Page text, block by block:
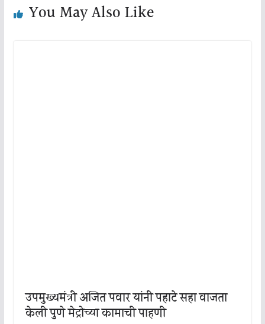
You May Also Like
उपमुख्यमंत्री अजित पवार यांनी पहाटे सहा वाजता
केली पुणे मेट्रोच्या कामाची पाहणी